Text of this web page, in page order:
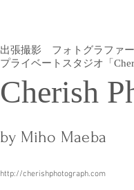
出張撮影 フォトグラファー
プライベートスタジオ「
Cherish
by Miho Maeba
http://cherishphotograph.com